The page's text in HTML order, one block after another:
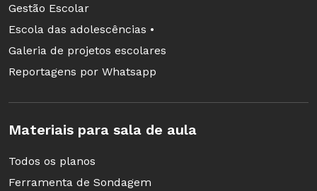
foi exposto e por quê?
Como se deu a participação da audiência?
Em quais momentos foram feitas
perguntas? As questões foram adequadas
ou não e por quê? De que maneira as
questões foram apresentadas, lidas pelo
coordenador do seminário ou faladas pelos
participantes?
Gestão Escolar
Escola das adolescências •
Galeria de projetos escolares
Reportagens por Whatsapp
Materiais para sala de aula
Todos os planos
Ferramenta de Sondagem